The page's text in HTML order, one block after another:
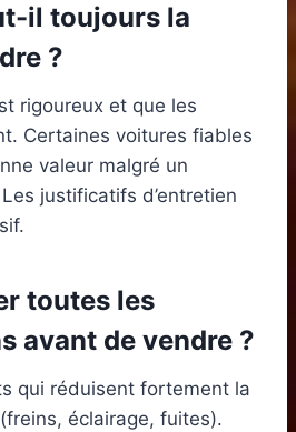
il toujours la
?
rigoureux et que les
Certaines voitures fiables
valeur malgré un
justificatifs d’entretien
toutes les
avant de vendre ?
qui réduisent fortement la
éclairage, fuites).